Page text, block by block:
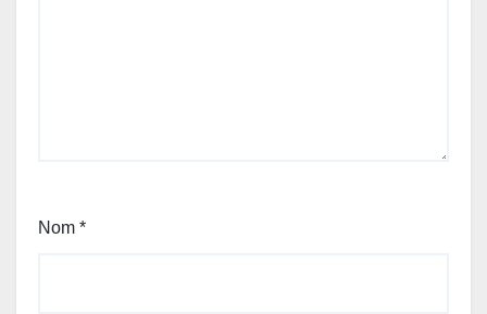
Nom *